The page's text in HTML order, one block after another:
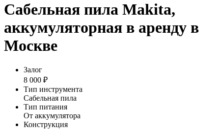
Сабельная пила Makita,
аккумуляторная в аренду в
Москве
Залог
8 000 ₽
Тип инструмента
Сабельная пила
Тип питания
От аккумулятора
Конструкция